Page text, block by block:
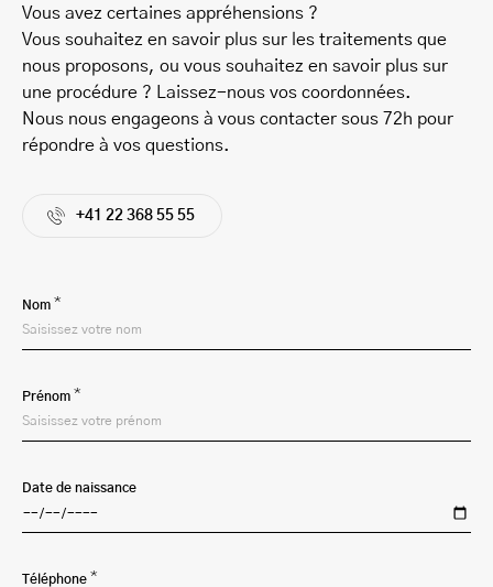
Vous avez certaines appréhensions ?
Vous souhaitez en savoir plus sur les traitements que
nous proposons, ou vous souhaitez en savoir plus sur
une procédure ? Laissez-nous vos coordonnées.
Nous nous engageons à vous contacter sous 72h pour
répondre à vos questions.
+41 22 368 55 55
Nom *
Prénom *
Date de naissance
Téléphone *